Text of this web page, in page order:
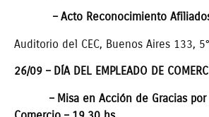
– Acto Reconocimiento
Auditorio del CEC, Buenos Aires 133,
26/09 – DÍA DEL EMPLEADO DE
– Misa en Acción de Gracias por